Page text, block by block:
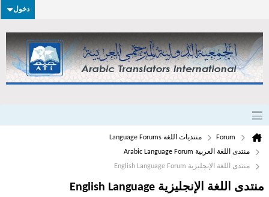
دخول
Forum
منتديات اللغة Language Forums
منتدى اللغة العربية Arabic Language Forum
منتدى اللغة الإنجليزية English Language Forum
منتدى اللغة الإنجليزية English Language